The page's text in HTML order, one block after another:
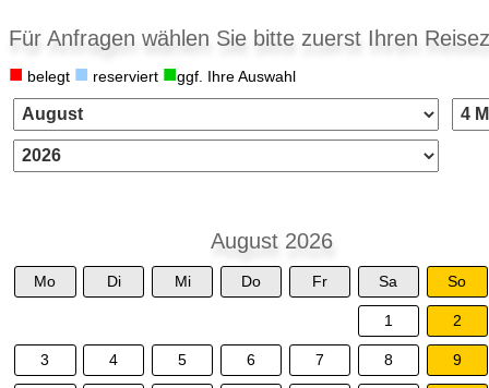
Für Anfragen wählen Sie bitte zuerst Ihren
■ belegt ■ reserviert ■ggf. Ihre Auswahl
August 2026
Mo Di Mi Do Fr Sa So
1 2
3 4 5 6 7 8 9